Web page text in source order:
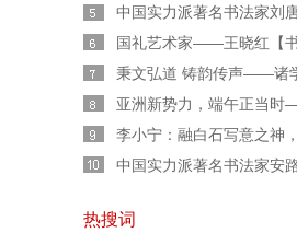
秉文弘道 铸韵传声——诸
热搜词